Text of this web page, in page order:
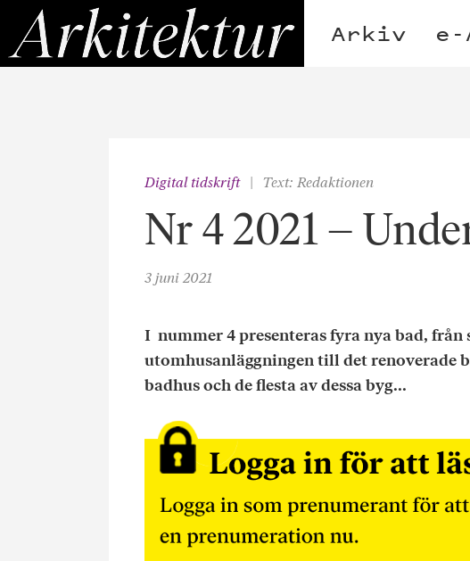
Hoppa
innehållet
Arkitektur
Arkiv
Digital tidskrift Text: Redaktionen
Nr 4 2021 –
3 juni 2021
I nummer 4 presenteras fyra nya bad,
utomhusanläggningen till det renoverade
badhus och de flesta av dessa byg...